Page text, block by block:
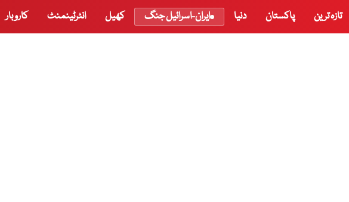
تازہ ترین پاکستان دنیا ایران-اسرائیل جنگ کھیل انٹرٹینمنٹ کاروبار